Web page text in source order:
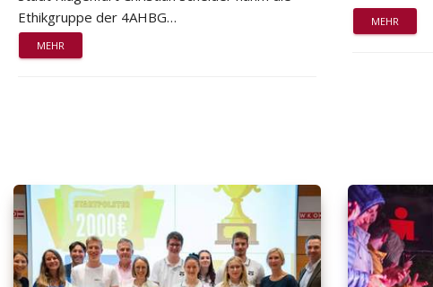
Ethikgruppe der 4AHBG…
MEHR
MEHR